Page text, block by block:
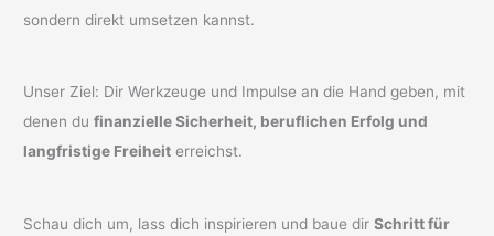
sondern direkt umsetzen kannst.
Unser Ziel: Dir Werkzeuge und Impulse an die Hand geben, mit
denen dufinanzielle Sicherheit, beruflichen Erfolg und
langfristige Freiheit erreichst.
Schau dich um, lass dich inspirieren und baue dirSchritt für